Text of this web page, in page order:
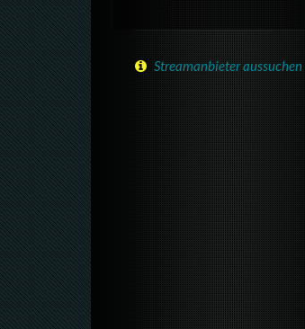
Streamanbieter aussuchen